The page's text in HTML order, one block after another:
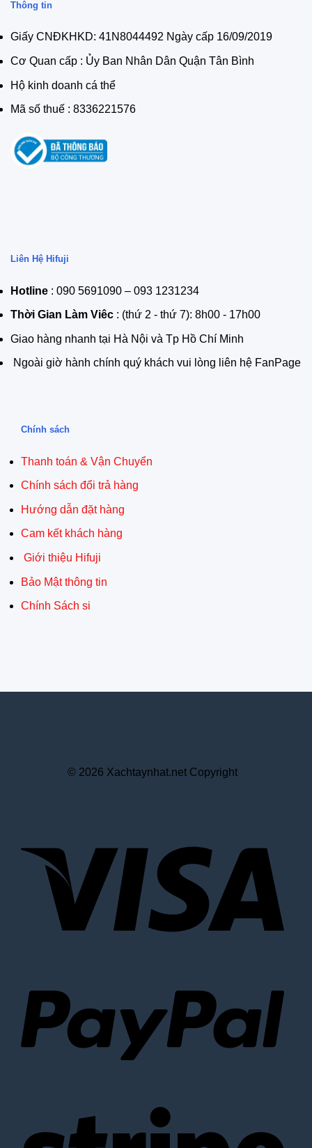
Thông tin
Giấy CNĐKHKD: 41N8044492 Ngày cấp 16/09/2019
Cơ Quan cấp : Ủy Ban Nhân Dân Quận Tân Bình
Hộ kinh doanh cá thể
Mã số thuế : 8336221576
Liên Hệ Hifuji
Hotline : 090 5691090 – 093 1231234
Thời Gian Làm Viêc : (thứ 2 - thứ 7): 8h00 - 17h00
Giao hàng nhanh tại Hà Nội và Tp Hồ Chí Minh
Ngoài giờ hành chính quý khách vui lòng liên hệ FanPage
Chính sách
Thanh toán & Vận Chuyển
Chính sách đổi trả hàng
Hướng dẫn đặt hàng
Cam kết khách hàng
Giới thiệu Hifuji
Bảo Mật thông tin
Chính Sách si
© 2026 Xachtaynhat.net Copyright